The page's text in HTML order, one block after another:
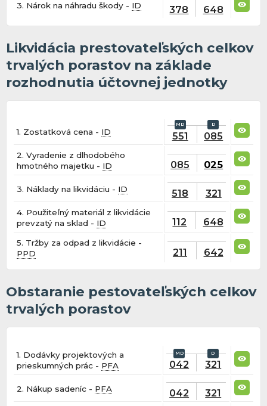
3. Nárok na náhradu škody - ID 378 648
Likvidácia prestovateľských celkov
trvalých porastov na základe
rozhodnutia účtovnej jednotky
1. Zostatková cena - ID 551 085
2. Vyradenie z dlhodobého
hmotného majetku - ID 085 025
3. Náklady na likvidáciu - ID 518 321
4. Použiteľný materiál z likvidácie
prevzatý na sklad - ID 112 648
5. Tržby za odpad z likvidácie -
PPD
211 642
Obstaranie pestovateľských celkov
trvalých porastov
1. Dodávky projektových a
prieskumných prác - PFA 042 321
2. Nákup sadeníc - PFA 042 321